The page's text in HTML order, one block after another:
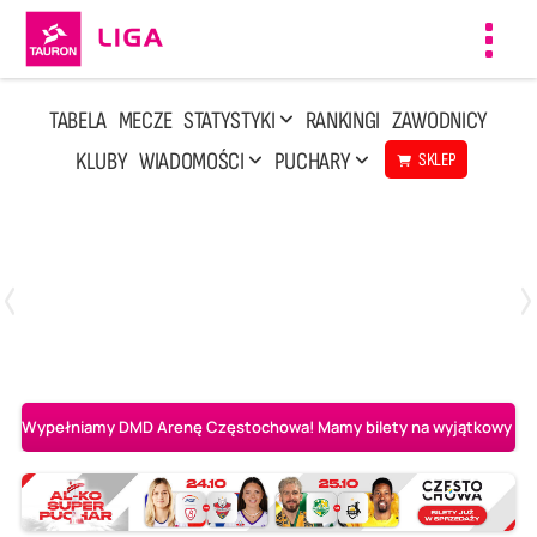
TABELA MECZE STATYSTYKI RANKINGI ZAWODNICY
KLUBY WIADOMOŚCI PUCHARY SKLEP
Wypełniamy DMD Arenę Częstochowa! Mamy bilety na wyjątkowy